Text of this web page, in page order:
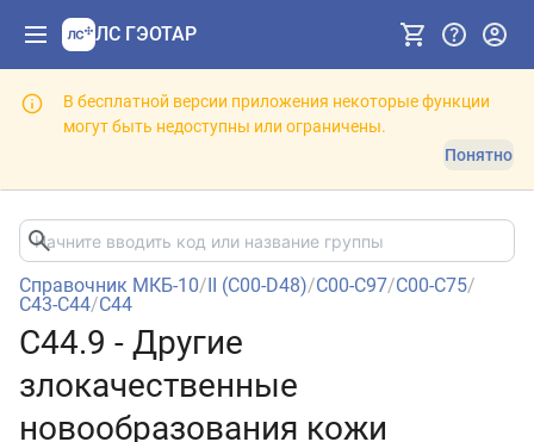
ЛС ГЭОТАР
В бесплатной версии приложения некоторые функции
могут быть недоступны или ограничены.
Понятно
Справочник МКБ-10/II (C00-D48)/C00-C97/C00-C75/
C43-C44/C44
C44.9 - Другие
злокачественные
новообразования кожи